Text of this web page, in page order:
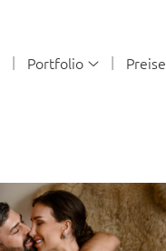
Portfolio Preise